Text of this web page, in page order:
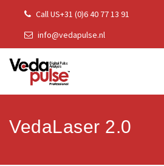
content
Call US+31 (0)6 40 77 13 91
info@vedapulse.nl
VedaLaser 2.0